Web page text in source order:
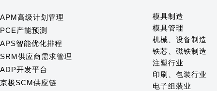
APM高级计划管理
PCE产能预测
APS智能优化排程
SRM供应商需求管理
ADP开发平台
京极SCM供应链
模具制造
模具管理
机械、设备制造
铁芯、磁铁制造
注塑行业
印刷、包装行业
电子组装业